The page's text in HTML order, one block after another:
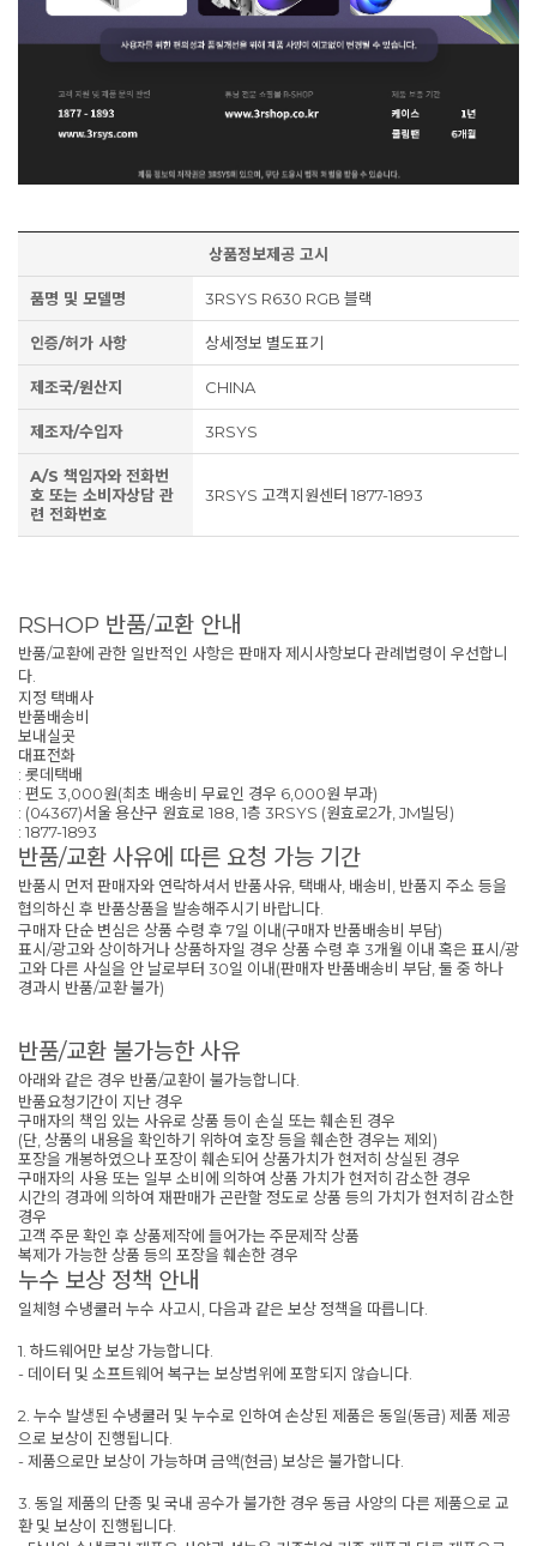
상품정보제공 고시
품명 및 모델명 3RSYS R630 RGB 블랙
인증/허가 사항 상세정보 별도표기
제조국/원산지 CHINA
제조자/수입자 3RSYS
A/S 책임자와 전화번
호 또는 소비자상담 관
련 전화번호
3RSYS 고객지원센터 1877-1893
RSHOP 반품/교환 안내
반품/교환에 관한 일반적인 사항은 판매자 제시사항보다 관례법령이 우선합니
다.
지정 택배사
반품배송비
보내실곳
대표전화
: 롯데택배
: 편도 3,000원(최초 배송비 무료인 경우 6,000원 부과)
: (04367)서울 용산구 원효로 188, 1층 3RSYS (원효로2가, JM빌딩)
: 1877-1893
반품/교환 사유에 따른 요청 가능 기간
반품시 먼저 판매자와 연락하셔서 반품사유, 택배사, 배송비, 반품지 주소 등을
협의하신 후 반품상품을 발송해주시기 바랍니다.
구매자 단순 변심은 상품 수령 후 7일 이내(구매자 반품배송비 부담)
표시/광고와 상이하거나 상품하자일 경우 상품 수령 후 3개월 이내 혹은 표시/광
고와 다른 사실을 안 날로부터 30일 이내(판매자 반품배송비 부담, 둘 중 하나
경과시 반품/교환 불가)
반품/교환 불가능한 사유
아래와 같은 경우 반품/교환이 불가능합니다.
반품요청기간이 지난 경우
구매자의 책임 있는 사유로 상품 등이 손실 또는 훼손된 경우
(단, 상품의 내용을 확인하기 위하여 호장 등을 훼손한 경우는 제외)
포장을 개봉하였으나 포장이 훼손되어 상품가치가 현저히 상실된 경우
구매자의 사용 또는 일부 소비에 의하여 상품 가치가 현저히 감소한 경우
시간의 경과에 의하여 재판매가 곤란할 정도로 상품 등의 가치가 현저히 감소한
경우
고객 주문 확인 후 상품제작에 들어가는 주문제작 상품
복제가 가능한 상품 등의 포장을 훼손한 경우
누수 보상 정책 안내
일체형 수냉쿨러 누수 사고시, 다음과 같은 보상 정책을 따릅니다.
1. 하드웨어만 보상 가능합니다.
- 데이터 및 소프트웨어 복구는 보상범위에 포함되지 않습니다.
2. 누수 발생된 수냉쿨러 및 누수로 인하여 손상된 제품은 동일(동급) 제품 제공
으로 보상이 진행됩니다.
- 제품으로만 보상이 가능하며 금액(현금) 보상은 불가합니다.
3. 동일 제품의 단종 및 국내 공수가 불가한 경우 동급 사양의 다른 제품으로 교
환 및 보상이 진행됩니다.